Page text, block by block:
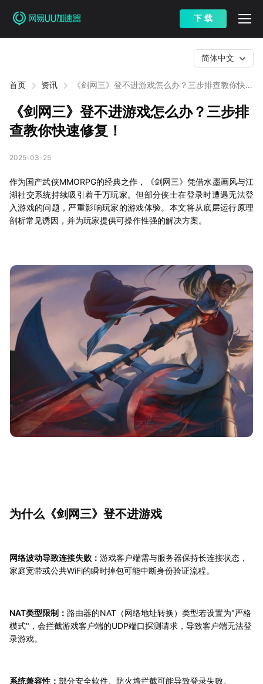
下 载
首页 资讯
《剑网三》登不进游戏怎么办？三步排查教你快速
简体中文
《剑网三》登不进游戏怎么办？三步排
查教你快速修复！
2025-03-25
作为国产武侠MMORPG的经典之作，《剑网三》凭借水墨画风与江
湖社交系统持续吸引着千万玩家。但部分侠士在登录时遭遇无法登
入游戏的问题，严重影响玩家的游戏体验。本文将从底层运行原理
剖析常见诱因，并为玩家提供可操作性强的解决方案。
为什么《剑网三》登不进游戏
网络波动导致连接失败： 游戏客户端需与服务器保持长连接状态，
家庭宽带或公共WiFi的瞬时掉包可能中断身份验证流程。
NAT类型限制： 路由器的NAT（网络地址转换）类型若设置为"严格
模式"，会拦截游戏客户端的UDP端口探测请求，导致客户端无法登
录游戏。
系统兼容性： 部分安全软件、防火墙拦截可能导致登录失败。